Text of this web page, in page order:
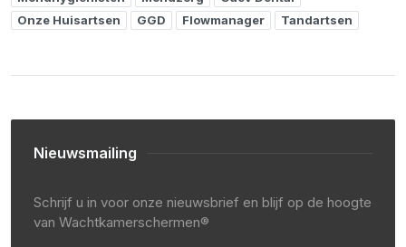
Onze Huisartsen
GGD Flowmanager Tandartsen
Nieuwsmailing
Schrijf u in voor onze nieuwsbrief en blijf op de hoogte
van Wachtkamerschermen®